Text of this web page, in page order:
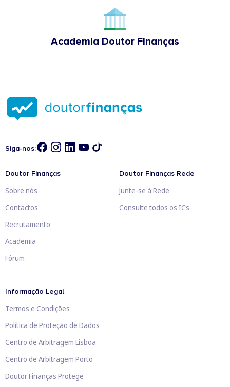
Academia Doutor Finanças
Siga-nos:
Doutor Finanças
Sobre nós
Contactos
Recrutamento
Academia
Fórum
Doutor Finanças Rede
Junte-se à Rede
Consulte todos os ICs
Informação Legal
Termos e Condições
Política de Proteção de Dados
Centro de Arbitragem Lisboa
Centro de Arbitragem Porto
Doutor Finanças Protege